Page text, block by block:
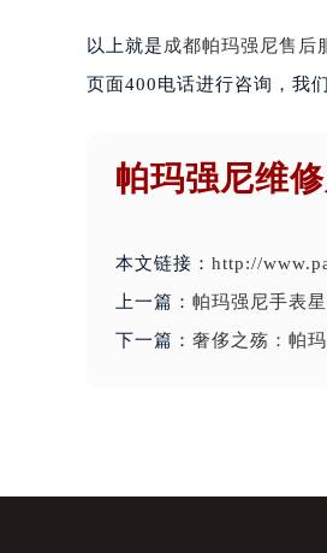
以上就是 成都帕玛强尼售后
页面400电话进行咨询，我
帕玛强尼维
本文链接： http://
上一篇： 帕玛强尼手表
下一篇： 奢侈之殇：帕